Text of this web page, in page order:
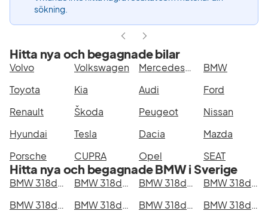
sökning.
Hitta nya och begagnade bilar
Volvo Volkswagen Mercedes-Benz
BMW
Toyota
Kia Audi
Ford
Renault
Škoda Peugeot
Nissan
Hyundai
Tesla Dacia
Mazda
Porsche
CUPRA Opel SEAT
Hitta nya och begagnade BMW i Sverige
BMW 318d xDrive Touring i Stockholm BMW 318d xDrive Touring i Göteborg BMW 318d xDrive Touring i Helsingborg
BMW 318d xDrive Touring i Jönköping
BMW 318d xDrive Touring i Malmö
BMW 318d xDrive Touring i Örebro BMW 318d xDrive Touring i Norrköping
BMW 318d xDrive Touring i Linköping